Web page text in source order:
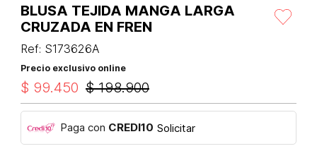
BLUSA TEJIDA MANGA LARGA
CRUZADA EN FREN
Ref: S173626A
Precio exclusivo online
$ 198.900
$ 99.450
Paga con CREDI10 Solicitar